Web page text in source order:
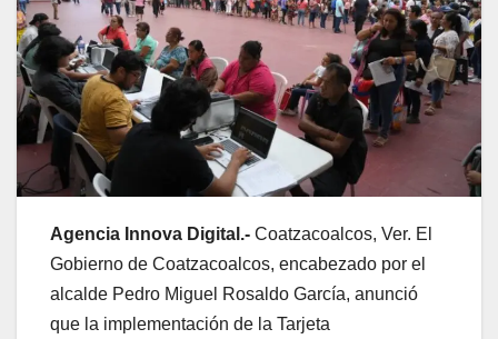
Agencia Innova Digital.- Coatzacoalcos, Ver. El
Gobierno de Coatzacoalcos, encabezado por el
alcalde Pedro Miguel Rosaldo García, anunció
que la implementación de la Tarjeta